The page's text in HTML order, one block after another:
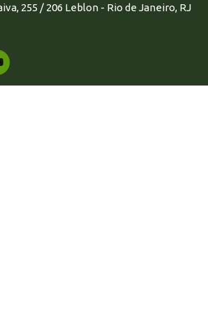
255 / 206 Leblon - Rio de Janeiro, RJ